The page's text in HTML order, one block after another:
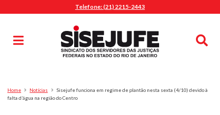
Telefone: (21) 2215-2443
Pesquisa
Home Notícias
Sisejufe funciona em regime de plantão nesta sexta (4/10) devido à
falta d’água na região do Centro
MENU
Sindicalize-se
Jurídico